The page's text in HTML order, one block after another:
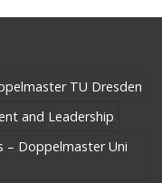
TU Dresden
and Leadership
– Doppelmaster Uni